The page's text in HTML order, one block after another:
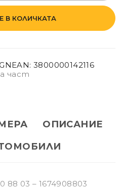
В КОЛИЧКАТА
EAN: 3800000142116
част
ОПИСАНИЕ
88 03 – 1674908803